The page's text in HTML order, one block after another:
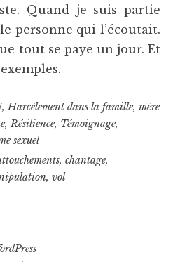
Quand je suis partie
personne qui l’écoutait.
tout se paye un jour. Et
, Harcèlement dans la famille, mère
, Résilience, Témoignage,
sexuel
, chantage,
, vol